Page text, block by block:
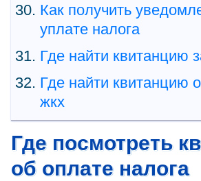
Как получить
уплате налога
Где найти квитанцию
Где найти квитанцию
жкх
Где посмотреть
об оплате налога